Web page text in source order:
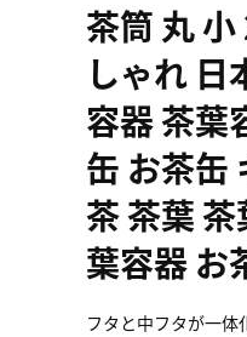
茶筒 丸
しゃれ 日
容器 茶葉
缶 お茶缶
茶 茶葉
葉容器 お
フタと中フタが一